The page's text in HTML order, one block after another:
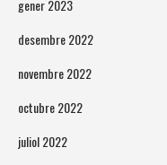
gener 2023
desembre 2022
novembre 2022
octubre 2022
juliol 2022